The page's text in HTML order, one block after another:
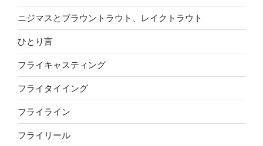
ニジマスとブラウントラウト、レイクトラウト
ひとり言
フライキャスティング
フライタイイング
フライライン
フライリール